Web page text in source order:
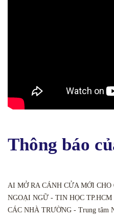
Thông báo
AI MỞ RA CÁNH CỬA MỚI
NGOẠI NGỮ - TIN HỌC
CÁC NHÀ TRƯỜNG - Trung tâm